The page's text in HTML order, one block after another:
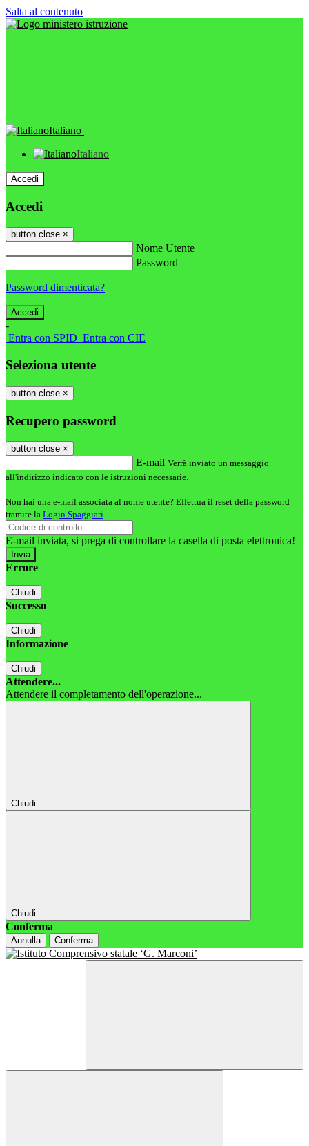
Salta al contenuto
Italiano
Italiano
Accedi
Accedi
button close ×
Nome Utente
Password
Password dimenticata?
-
Entra con SPID Entra con CIE
Seleziona utente
button close ×
Recupero password
button close ×
E-mail Verrà inviato un messaggio
all'indirizzo indicato con le istruzioni necessarie.
Non hai una e-mail associata al nome utente? Effettua il reset della password
tramite la Login Spaggiari
E-mail inviata, si prega di controllare la casella di posta elettronica!
Errore
Chiudi
Successo
Chiudi
Informazione
Chiudi
Attendere...
Attendere il completamento dell'operazione...
Chiudi
Chiudi
Conferma
Annulla Conferma